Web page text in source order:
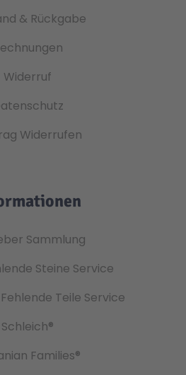
& Rückgabe
Widerruf
Widerrufen
Sammlung
Steine Service
Fehlende Teile Service
Schleich®
Families®